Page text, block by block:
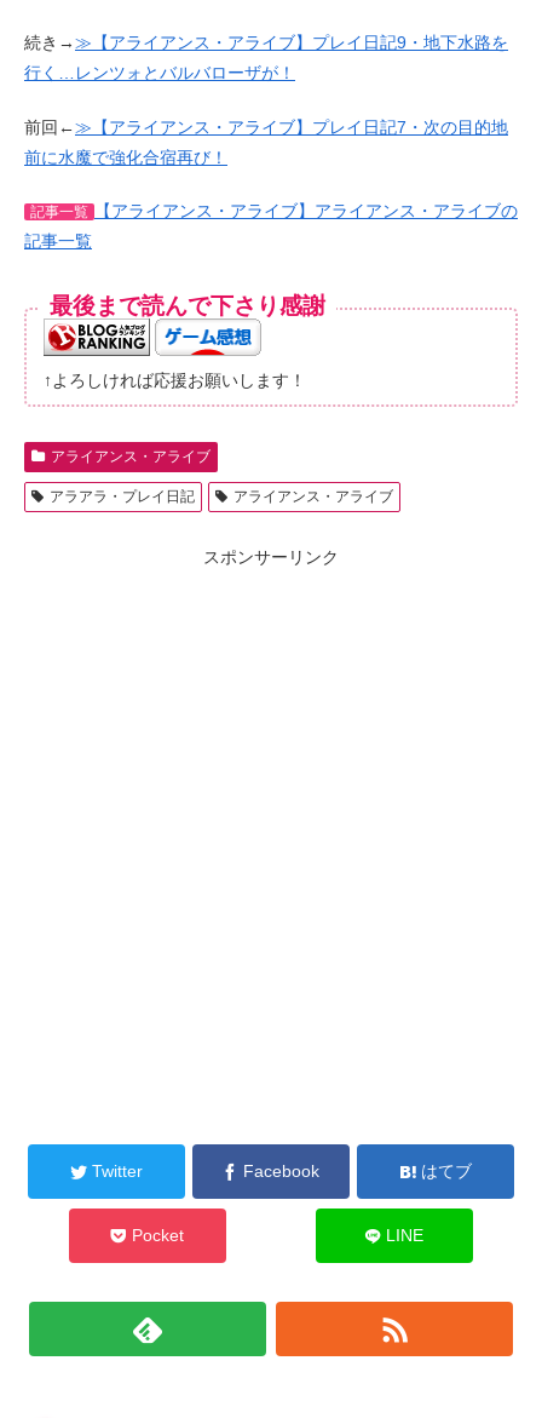
続き→≫【アライアンス・アライブ】プレイ日記9・地下水路を
行く…レンツォとバルバローザが！
前回←≫【アライアンス・アライブ】プレイ日記7・次の目的地
前に水魔で強化合宿再び！
記事一覧
【アライアンス・アライブ】アライアンス・アライブの
記事一覧
最後まで読んで下さり感謝
↑よろしければ応援お願いします！
アライアンス・アライブ
アラアラ・プレイ日記 アライアンス・アライブ
スポンサーリンク
Twitter Facebook はてブ
Pocket LINE